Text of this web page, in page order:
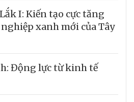
I: Kiến tạo cực tăng
xanh mới của Tây
Động lực từ kinh tế